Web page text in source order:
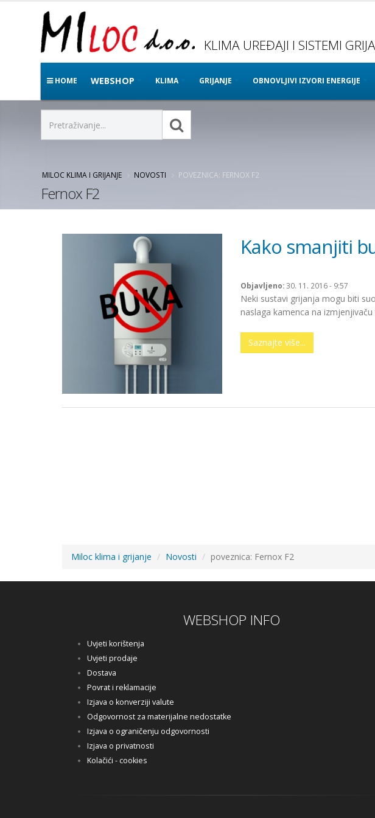
KLIMA UREĐAJI I SISTEMI
HOME WEBSHOP KLIMA GRIJANJE OBNOVLJIVI IZVORI ENERGIJE
MILOC KLIMA I GRIJANJE NOVOSTI POVEZNICA: FERNOX F2
Fernox F2
Kako smanjiti
Objavljeno: 30. 11. 2016 - 9:57
Neki sustavi grijanja mogu biti
naslaga kamenca na
Saznajte više...
Miloc klima i grijanje Novosti poveznica: Fernox F2
WEBSHOP INFO
Uvjeti korištenja
Uvjeti prodaje
Dostava
Povrat i reklamacije
Izjava o konverziji valute
Odgovornost za materijalne nedostatke
Izjava o ograničenju odgovornosti
Izjava o privatnosti
Kolačići - cookies